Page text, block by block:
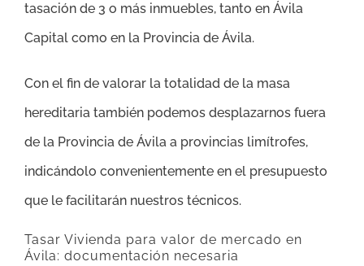
tasación de 3 o más inmuebles, tanto en Ávila
Capital como en la Provincia de Ávila.
Con el fin de valorar la totalidad de la masa
hereditaria también podemos desplazarnos fuera
de la Provincia de Ávila a provincias limítrofes,
indicándolo convenientemente en el presupuesto
que le facilitarán nuestros técnicos.
Tasar Vivienda para valor de mercado en
Ávila: documentación necesaria